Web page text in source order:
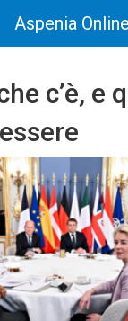
Aspenia Online
c’è, e